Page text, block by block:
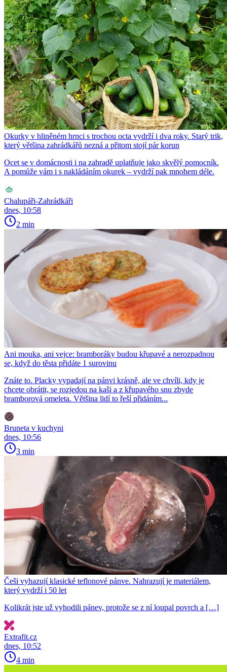
Okurky v hliněném hrnci s trochou octa vydrží i dva roky. Starý trik,
který většina zahrádkářů nezná a přitom stojí pár korun
Ocet se v domácnosti i na zahradě uplatňuje jako skvělý pomocník.
A pomůže vám i s nakládáním okurek – vydrží pak mnohem déle.
Chalupáři-Zahrádkáři
dnes, 10:58
2 min
Ani mouka, ani vejce: bramboráky budou křupavé a nerozpadnou
se, když do těsta přidáte 1 surovinu
Znáte to. Placky vypadají na pánvi krásně, ale ve chvíli, kdy je
chcete obrátit, se rozjedou na kaši a z křupavého snu zbyde
bramborová omeleta. Většina lidí to řeší přidáním...
Bruneta v kuchyni
dnes, 10:56
3 min
Češi vyhazují klasické teflonové pánve. Nahrazují je materiálem,
který vydrží i 50 let
Kolikrát jste už vyhodili pánev, protože se z ní loupal povrch a […]
Extrafit.cz
dnes, 10:52
4 min